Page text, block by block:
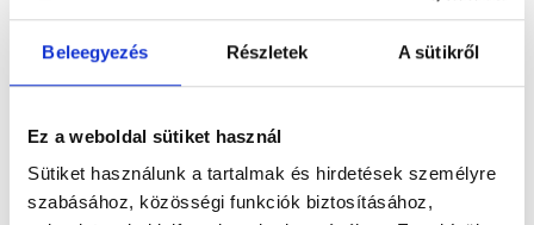
Beleegyezés Részletek A sütikről
Ez a weboldal sütiket használ
Sütiket használunk a tartalmak és hirdetések személyre
szabásához, közösségi funkciók biztosításához,
Dr. Wéber György PhD.
Budapest, VIII. kerület, Benyovszky Móric utca 10.
Következő időpont: szeptember 10.